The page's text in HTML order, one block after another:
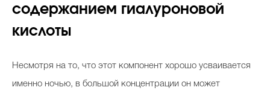
содержанием гиалуроновой
кислоты
Несмотря на то, что этот компонент хорошо усваивается
именно ночью, в большой концентрации он может